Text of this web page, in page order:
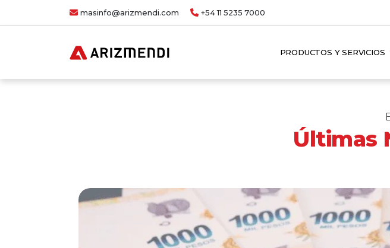
masinfo@arizmendi.com +54 11 5235 7000
PRODUCTOS Y SERVICIOS
Últimas